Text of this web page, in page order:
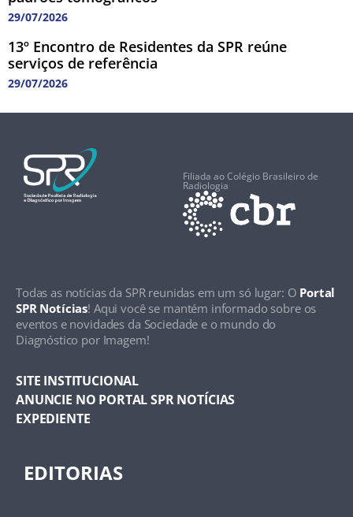
29/07/2026
13º Encontro de Residentes da SPR reúne
serviços de referência
29/07/2026
Filiada ao Colégio Brasileiro de
Radiologia
Todas as notícias da SPR reunidas em um só lugar: O Portal
SPR Notícias! Aqui você se mantém informado sobre os
eventos e novidades da Sociedade e o mundo do
Diagnóstico por Imagem!
SITE INSTITUCIONAL
ANUNCIE NO PORTAL SPR NOTÍCIAS
EXPEDIENTE
EDITORIAS